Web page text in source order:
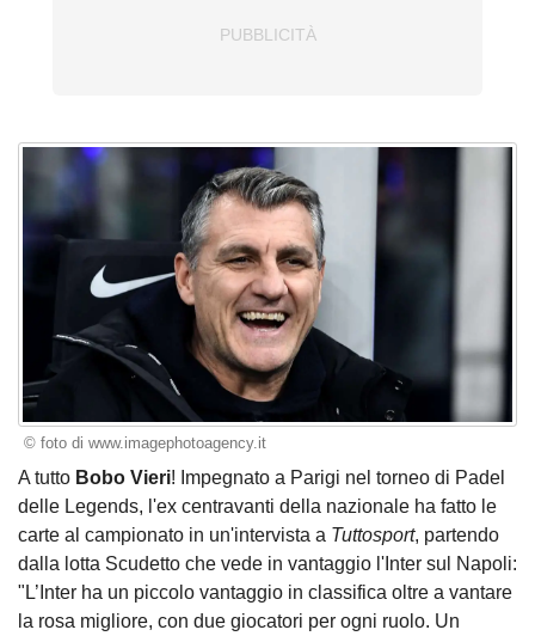
© foto di www.imagephotoagency.it
A tutto Bobo Vieri! Impegnato a Parigi nel torneo di Padel
delle Legends, l'ex centravanti della nazionale ha fatto le
carte al campionato in un'intervista a Tuttosport, partendo
dalla lotta Scudetto che vede in vantaggio l'Inter sul Napoli:
"L’Inter ha un piccolo vantaggio in classifica oltre a vantare
la rosa migliore, con due giocatori per ogni ruolo. Un